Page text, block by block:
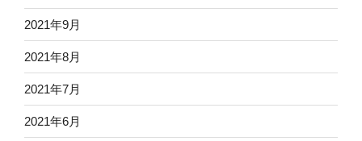
2021年9月
2021年8月
2021年7月
2021年6月